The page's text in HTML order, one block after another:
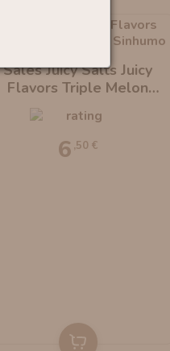
Sales Juicy Salts Juicy
Flavors Triple Melon
6 ,50 €